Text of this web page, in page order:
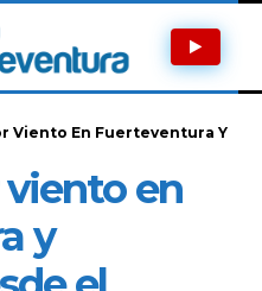
Viento En Fuerteventura Y
en
y